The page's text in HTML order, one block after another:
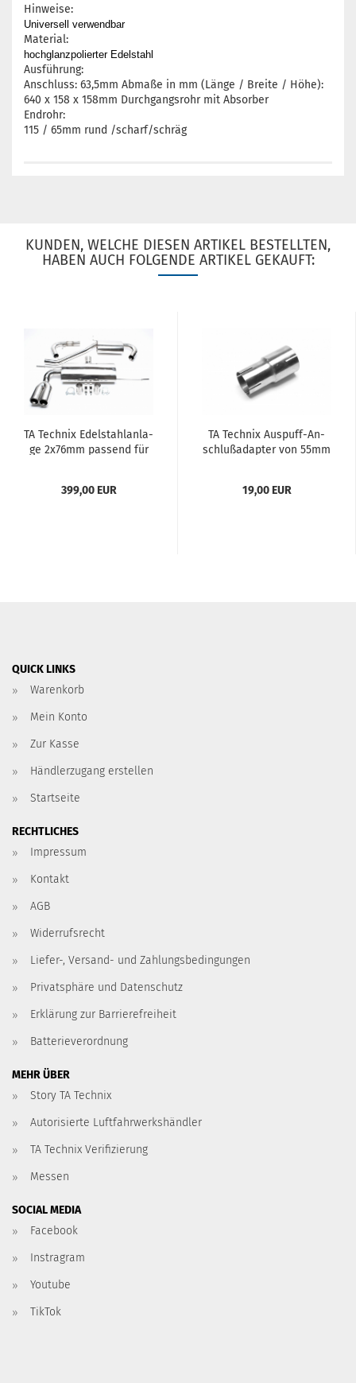
Hinweise:
Universell verwendbar
Material:
hochglanzpolierter Edelstahl
Ausführung:
Anschluss: 63,5mm Abmaße in mm (Länge / Breite / Höhe):
640 x 158 x 158mm Durchgangsrohr mit Absorber
Endrohr:
115 / 65mm rund /scharf/schräg
KUNDEN, WELCHE DIESEN ARTIKEL BESTELLTEN,
HABEN AUCH FOLGENDE ARTIKEL GEKAUFT:
TA Tech­nix Edel­stahl­an­la­
ge 2x76mm pas­send für
399,00 EUR
TA Tech­nix Auspuff-​​An­
schluß­ad­ap­ter von 55mm
19,00 EUR
QUICK LINKS
Warenkorb
Mein Konto
Zur Kasse
Händlerzugang erstellen
Startseite
RECHTLICHES
Impressum
Kontakt
AGB
Widerrufsrecht
Liefer-, Versand- und Zahlungsbedingungen
Privatsphäre und Datenschutz
Erklärung zur Barrierefreiheit
Batterieverordnung
MEHR ÜBER
Story TA Technix
Autorisierte Luftfahrwerkshändler
TA Technix Verifizierung
Messen
SOCIAL MEDIA
Facebook
Instragram
Youtube
TikTok